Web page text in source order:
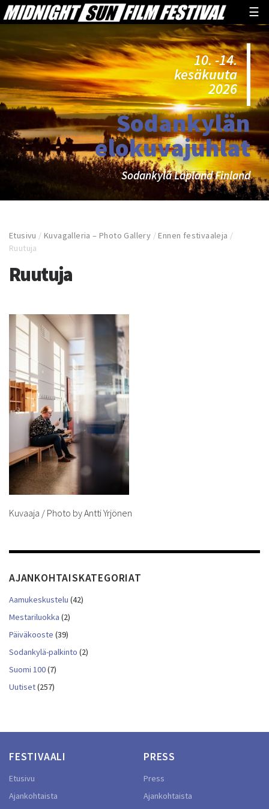
☰
10. -14.
kesäkuuta
2026
Sodankylän
elokuvajuhlat
Sodankylä Lapland Finland
Etusivu /Kuvagalleria – Photo Gallery /Ennen festivaaleja /
Ruutuja
Ruutuja
Kuvaaja / Photo by Antti Yrjönen
AJANKOHTAISKATEGORIAT
Aamukeskustelu (42)
Mestariluokka (2)
Päiväkooste (39)
Sodankylä-palkinto (2)
Suomi 100(7)
Uutiset(257)
FESTIVAALI
Etusivu
Ajankohtaista
PRESS
Press
Ajankohtaista